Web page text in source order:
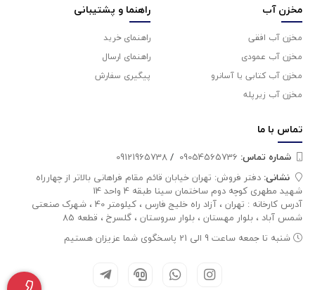
مخزن آب
مخزن آب افقی
مخزن آب عمودی
مخزن آب کتابی یا آسانرو
مخزن آب زیرپله
راهنما و پشتیبانی
راهنمای خرید
راهنمای ارسال
پیگیری سفارش
تماس با ما
شماره تماس‌: /
09121965738
نشانی: دفتر فروش: تهران خیابان قائم مقام فراهانی بالاتر از چهارراه
شهید مطهری کوچه دوم ساختمان سینا طبقه 4 واحد 14
آدرس کارخانه : تهران ، آزاد راه خلیج فارس ، کیلومتر 40 ، شهرک صنعتی
شمس آباد ، بلوار مهستان ، بلوار سروستان ، گلسرخ ، قطعه 85
شنبه تا جمعه ساعت 9 الی 21 پاسخگوی شما عزیزان هستیم